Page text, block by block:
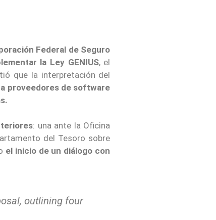
Federal de Seguro
la Ley GENIUS, el
que la interpretación del
proveedores de software
: una ante la Oficina
del Tesoro sobre
el inicio de un diálogo con
outlining four